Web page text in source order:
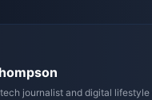
journalist and digital